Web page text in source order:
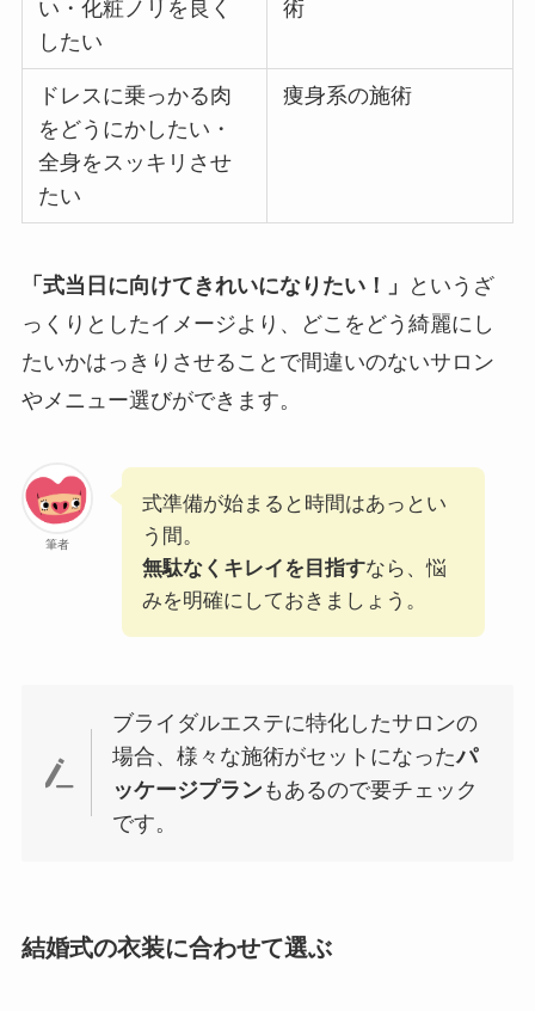
い・化粧ノリを良く
したい
術
ドレスに乗っかる肉
をどうにかしたい・
全身をスッキリさせ
たい
痩身系の施術
「式当日に向けてきれいになりたい！」
というざ
っくりとしたイメージより、どこをどう綺麗にし
たいかはっきりさせることで間違いのないサロン
やメニュー選びができます。
筆者
式準備が始まると時間はあっとい
う間。
無駄なくキレイを目指すなら、悩
みを明確にしておきましょう。
ブライダルエステに特化したサロンの
場合、様々な施術がセットになったパ
ッケージプラン もあるので要チェック
です。
結婚式の衣装に合わせて選ぶ